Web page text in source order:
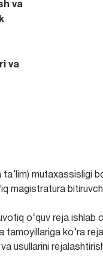
va
va
mutaxassisligi
magistratura
o‘quv reja
ko‘ra
usullarini